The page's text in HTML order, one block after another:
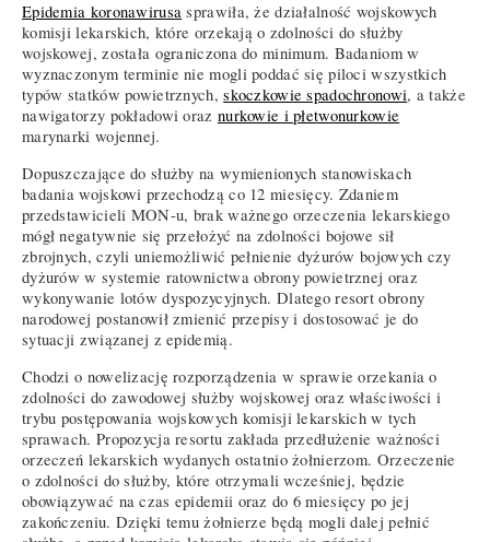
Epidemia koronawirusa sprawiła, że działalność wojskowych
komisji lekarskich, które orzekają o zdolności do służby
wojskowej, została ograniczona do minimum. Badaniom w
wyznaczonym terminie nie mogli poddać się piloci wszystkich
typów statków powietrznych,skoczkowie spadochronowi, a także
nawigatorzy pokładowi oraz nurkowie i płetwonurkowie
marynarki wojennej.
Dopuszczające do służby na wymienionych stanowiskach
badania wojskowi przechodzą co 12 miesięcy. Zdaniem
przedstawicieli MON-u, brak ważnego orzeczenia lekarskiego
mógł negatywnie się przełożyć na zdolności bojowe sił
zbrojnych, czyli uniemożliwić pełnienie dyżurów bojowych czy
dyżurów w systemie ratownictwa obrony powietrznej oraz
wykonywanie lotów dyspozycyjnych. Dlatego resort obrony
narodowej postanowił zmienić przepisy i dostosować je do
sytuacji związanej z epidemią.
Chodzi o nowelizację rozporządzenia w sprawie orzekania o
zdolności do zawodowej służby wojskowej oraz właściwości i
trybu postępowania wojskowych komisji lekarskich w tych
sprawach. Propozycja resortu zakłada przedłużenie ważności
orzeczeń lekarskich wydanych ostatnio żołnierzom. Orzeczenie
o zdolności do służby, które otrzymali wcześniej, będzie
obowiązywać na czas epidemii oraz do 6 miesięcy po jej
zakończeniu. Dzięki temu żołnierze będą mogli dalej pełnić